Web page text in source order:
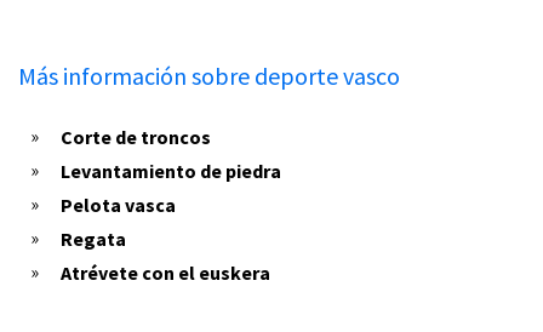
Más información sobre deporte vasco
Corte de troncos
Levantamiento de piedra
Pelota vasca
Regata
Atrévete con el euskera